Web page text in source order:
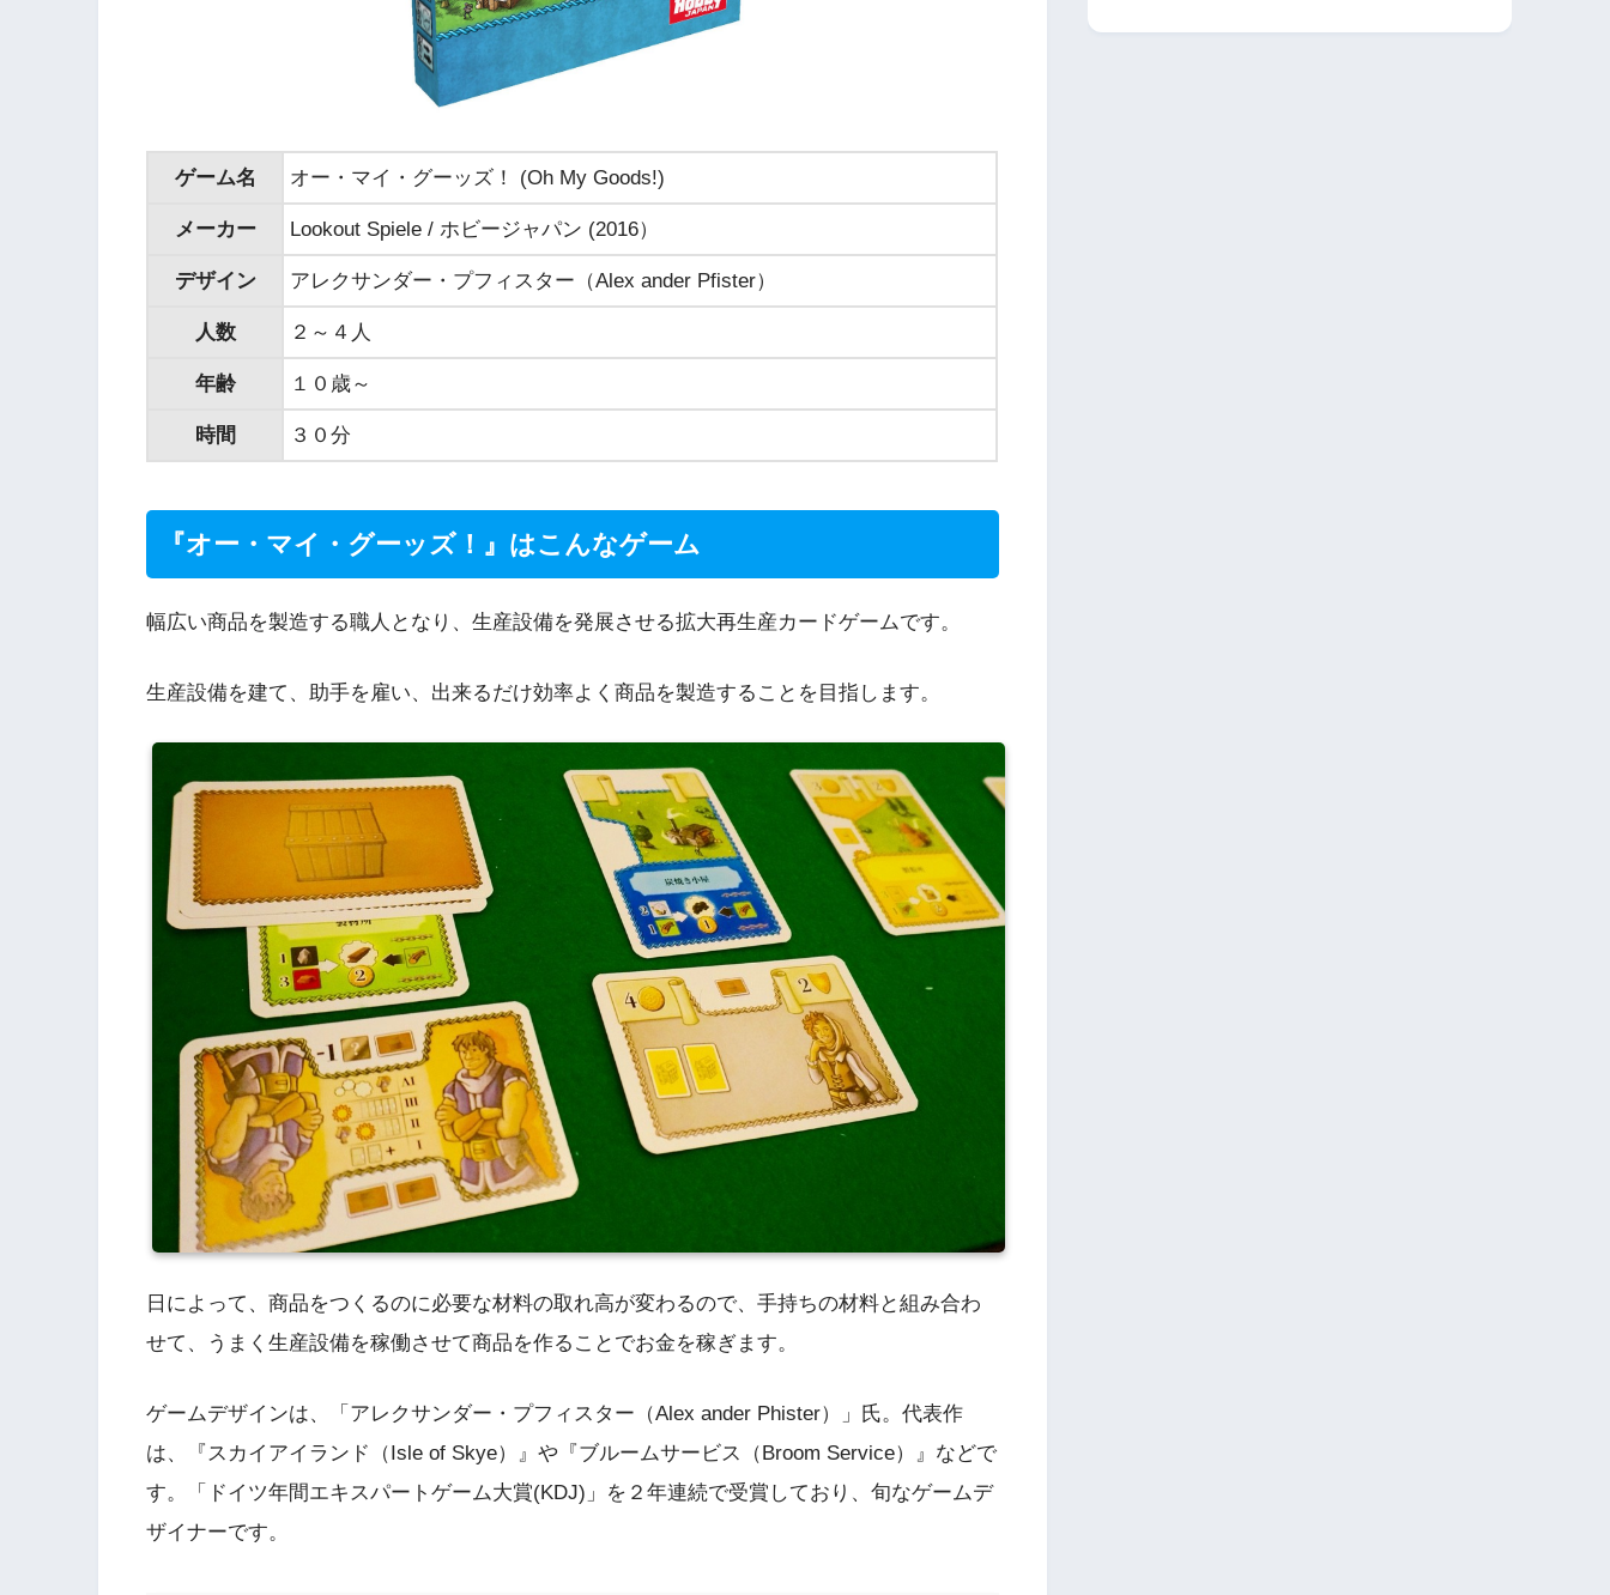
ゲーム名 オー・マイ・グーッズ！ (Oh My Goods!)
メーカー Lookout Spiele / ホビージャパン (2016）
デザイン アレクサンダー・プフィスター（Alex ander Pfister）
人数 ２～４人
年齢 １０歳～
時間 ３０分
『オー・マイ・グーッズ！』はこんなゲーム
幅広い商品を製造する職人となり、生産設備を発展させる拡大再生産カードゲームです。
生産設備を建て、助手を雇い、出来るだけ効率よく商品を製造することを目指します。
日によって、商品をつくるのに必要な材料の取れ高が変わるので、手持ちの材料と組み合わ
せて、うまく生産設備を稼働させて商品を作ることでお金を稼ぎます。
ゲームデザインは、「アレクサンダー・プフィスター（Alex ander Phister）」氏。代表作
は、『スカイアイランド（Isle of Skye）』や『ブルームサービス（Broom Service）』などで
す。「ドイツ年間エキスパートゲーム大賞(KDJ)」を２年連続で受賞しており、旬なゲームデ
ザイナーです。